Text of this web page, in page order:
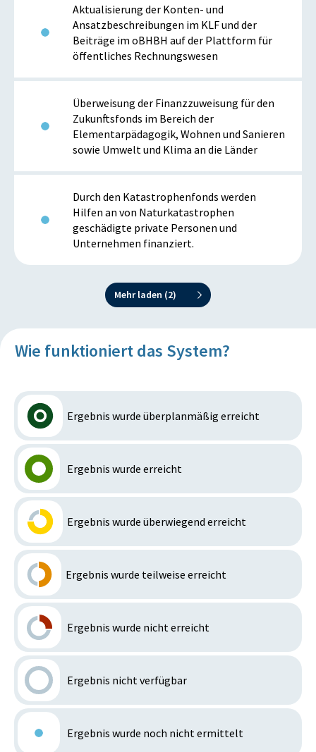
Aktualisierung der Konten- und
Ansatzbeschreibungen im KLF und der
Beiträge im oBHBH auf der Plattform für
öffentliches Rechnungswesen
Überweisung der Finanzzuweisung für den
Zukunftsfonds im Bereich der
Elementarpädagogik, Wohnen und Sanieren
sowie Umwelt und Klima an die Länder
Durch den Katastrophenfonds werden
Hilfen an von Naturkatastrophen
geschädigte private Personen und
Unternehmen finanziert.
Mehr laden (2)
Wie funktioniert das System?
Ergebnis wurde überplanmäßig erreicht
Ergebnis wurde erreicht
Ergebnis wurde überwiegend erreicht
Ergebnis wurde teilweise erreicht
Ergebnis wurde nicht erreicht
Ergebnis nicht verfügbar
Ergebnis wurde noch nicht ermittelt